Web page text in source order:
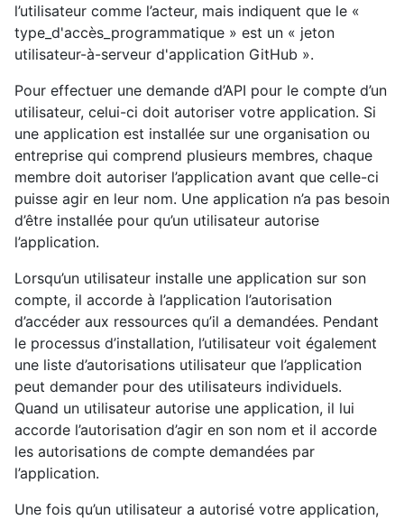
l’utilisateur comme l’acteur, mais indiquent que le «
type_d'accès_programmatique » est un « jeton
utilisateur-à-serveur d'application GitHub ».
Pour effectuer une demande d’API pour le compte d’un
utilisateur, celui-ci doit autoriser votre application. Si
une application est installée sur une organisation ou
entreprise qui comprend plusieurs membres, chaque
membre doit autoriser l’application avant que celle-ci
puisse agir en leur nom. Une application n’a pas besoin
d’être installée pour qu’un utilisateur autorise
l’application.
Lorsqu’un utilisateur installe une application sur son
compte, il accorde à l’application l’autorisation
d’accéder aux ressources qu’il a demandées. Pendant
le processus d’installation, l’utilisateur voit également
une liste d’autorisations utilisateur que l’application
peut demander pour des utilisateurs individuels.
Quand un utilisateur autorise une application, il lui
accorde l’autorisation d’agir en son nom et il accorde
les autorisations de compte demandées par
l’application.
Une fois qu’un utilisateur a autorisé votre application,